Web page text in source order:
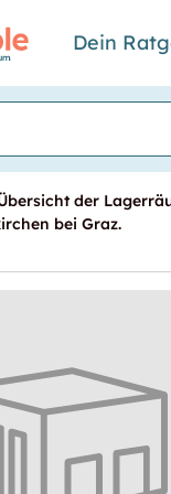
Dein
der
bei Graz.
für "In